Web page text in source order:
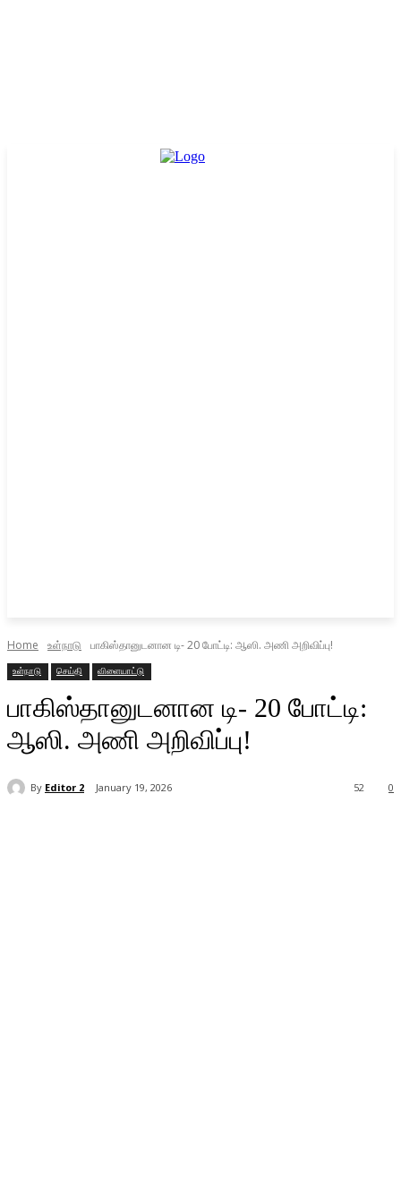
Home உள்நாடு பாகிஸ்தானுடனான டி- 20 போட்டி: ஆஸி. அணி அறிவிப்பு!
உள்நாடு செய்தி விளையாட்டு
பாகிஸ்தானுடனான டி- 20 போட்டி:
ஆஸி. அணி அறிவிப்பு!
By Editor 2 January 19, 2026 0
52